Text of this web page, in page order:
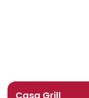
Casa Grill